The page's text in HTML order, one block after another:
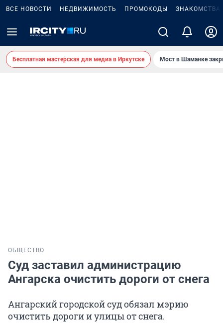
ВСЕ НОВОСТИ НЕДВИЖИМОСТЬ ПРОМОКОДЫ ЗНАКОМСТВА
Бесплатная мастерская для медиа в Иркутске Мост в Шаманке
ОБЩЕСТВО
Суд заставил администрацию
Ангарска очистить дороги от снега
Ангарский городской суд обязал мэрию
очистить дороги и улицы от снега.